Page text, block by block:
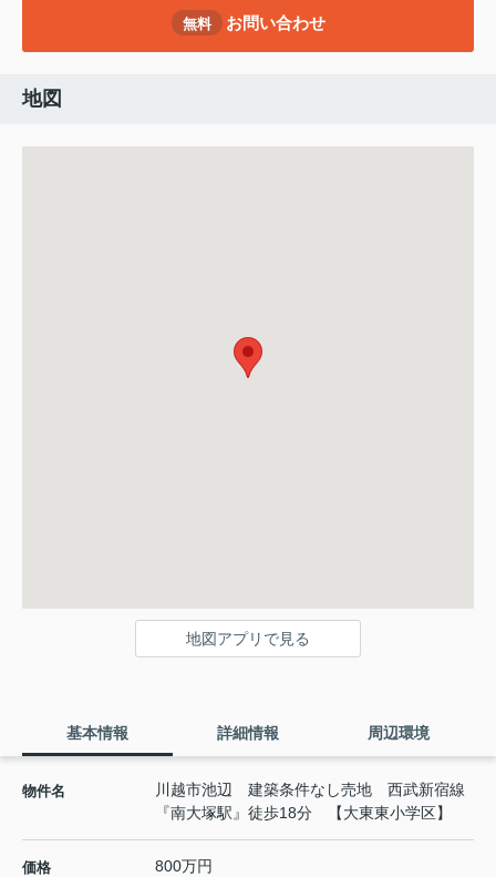
無料 お問い合わせ
地図
地図アプリで見る
基本情報 詳細情報 周辺環境
物件名
川越市池辺 建築条件なし売地 西武新宿線
『南大塚駅』徒歩18分 【大東東小学区】
価格 800万円